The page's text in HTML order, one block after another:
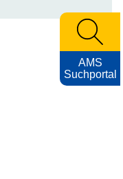
AMS
Suchportal